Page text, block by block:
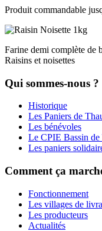
Produit commandable
Farine demi complète de
Raisins et noisettes
Qui sommes-nous ?
Historique
Les Paniers de
Les bénévoles
Le CPIE Bassin de
Les paniers
Comment ça
Fonctionnement
Les villages de
Les producteurs
Actualités